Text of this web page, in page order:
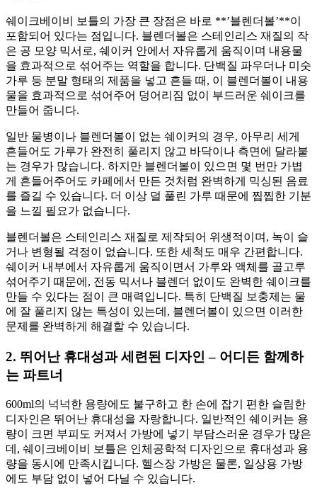
쉐이크베이비 보틀의 가장 큰 장점은 바로 **’블렌더볼’**이
포함되어 있다는 점입니다. 블렌더볼은 스테인리스 재질의 작
은 공 모양 믹서로, 쉐이커 안에서 자유롭게 움직이며 내용물
을 효과적으로 섞어주는 역할을 합니다. 단백질 파우더나 미숫
가루 등 분말 형태의 제품을 넣고 흔들 때, 이 블렌더볼이 내용
물을 효과적으로 섞어주어 덩어리짐 없이 부드러운 쉐이크를
만들어 줍니다.
일반 물병이나 블렌더볼이 없는 쉐이커의 경우, 아무리 세게
흔들어도 가루가 완전히 풀리지 않고 바닥이나 측면에 달라붙
는 경우가 많습니다. 하지만 블렌더볼이 있으면 몇 번만 가볍
게 흔들어주어도 카페에서 만든 것처럼 완벽하게 믹싱된 음료
를 즐길 수 있습니다. 더 이상 덜 풀린 가루 때문에 찝찝한 기분
을 느낄 필요가 없습니다.
블렌더볼은 스테인리스 재질로 제작되어 위생적이며, 녹이 슬
거나 변형될 걱정이 없습니다. 또한 세척도 매우 간편합니다.
쉐이커 내부에서 자유롭게 움직이면서 가루와 액체를 골고루
섞어주기 때문에, 전동 믹서나 블렌더 없이도 완벽한 쉐이크를
만들 수 있다는 점이 큰 매력입니다. 특히 단백질 보충제는 물
에 잘 풀리지 않는 특성이 있는데, 블렌더볼이 있으면 이러한
문제를 완벽하게 해결할 수 있습니다.
2. 뛰어난 휴대성과 세련된 디자인 – 어디든 함께하
는 파트너
600ml의 넉넉한 용량에도 불구하고 한 손에 잡기 편한 슬림한
디자인은 뛰어난 휴대성을 자랑합니다. 일반적인 쉐이커는 용
량이 크면 부피도 커져서 가방에 넣기 부담스러운 경우가 많은
데, 쉐이크베이비 보틀은 인체공학적 디자인으로 휴대성과 용
량을 동시에 만족시킵니다. 헬스장 가방은 물론, 일상용 가방
에도 부담 없이 넣어 다닐 수 있습니다.